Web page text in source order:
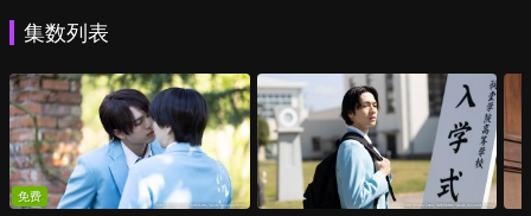
集数列表
免费